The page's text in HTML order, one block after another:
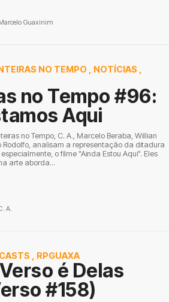
Guaxinim
NO TEMPO NOTÍCIAS
no Tempo #96:
Aqui
no Tempo, C. A., Marcelo Beraba, Willian
Rodolfo, analisam a representação da ditadura
o filme "Ainda Estou Aqui". Eles
arte aborda...
A.
RPGUAXA
é Delas
#158)